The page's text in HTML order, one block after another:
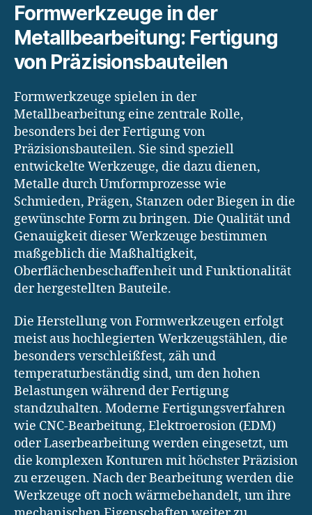
Formwerkzeuge in der
Metallbearbeitung: Fertigung
von Präzisionsbauteilen
Formwerkzeuge spielen in der
Metallbearbeitung eine zentrale Rolle,
besonders bei der Fertigung von
Präzisionsbauteilen. Sie sind speziell
entwickelte Werkzeuge, die dazu dienen,
Metalle durch Umformprozesse wie
Schmieden, Prägen, Stanzen oder Biegen in die
gewünschte Form zu bringen. Die Qualität und
Genauigkeit dieser Werkzeuge bestimmen
maßgeblich die Maßhaltigkeit,
Oberflächenbeschaffenheit und Funktionalität
der hergestellten Bauteile.
Die Herstellung von Formwerkzeugen erfolgt
meist aus hochlegierten Werkzeugstählen, die
besonders verschleißfest, zäh und
temperaturbeständig sind, um den hohen
Belastungen während der Fertigung
standzuhalten. Moderne Fertigungsverfahren
wie CNC-Bearbeitung, Elektroerosion (EDM)
oder Laserbearbeitung werden eingesetzt, um
die komplexen Konturen mit höchster Präzision
zu erzeugen. Nach der Bearbeitung werden die
Werkzeuge oft noch wärmebehandelt, um ihre